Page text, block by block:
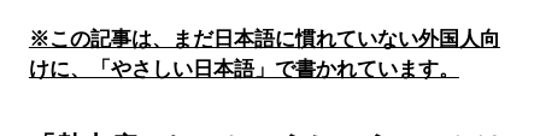
※この記事は、まだ日本語に慣れていない外国人向
けに、「やさしい日本語」で書かれています。